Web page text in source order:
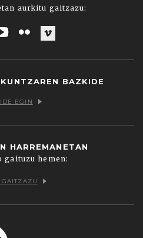
aurkitu gaitzazu:
BAZKIDE
EGIN
HARREMANETAN
gaituzu hemen: